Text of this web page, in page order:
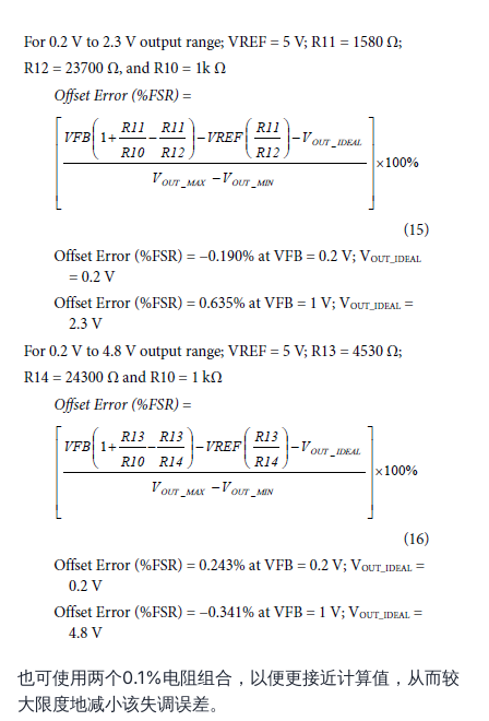
也可使用两个0.1%电阻组合，以便更接近计算值，从而较
大限度地减小该失调误差。